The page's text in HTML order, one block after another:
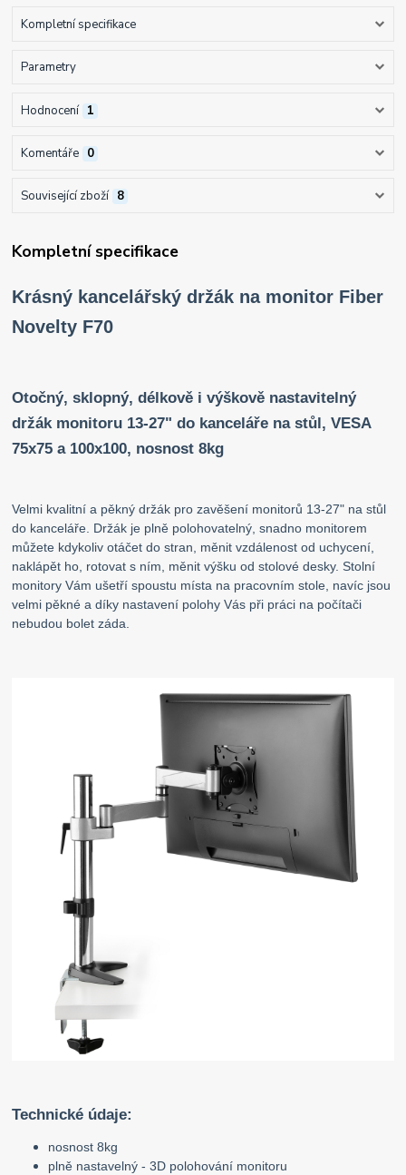
Kompletní specifikace
Parametry
Hodnocení 1
Komentáře 0
Související zboží 8
Kompletní specifikace
Krásný kancelářský držák na monitor Fiber
Novelty F70
Otočný, sklopný, délkově i výškově nastavitelný
držák monitoru 13-27" do kanceláře na stůl, VESA
75x75 a 100x100, nosnost 8kg
Velmi kvalitní a pěkný držák pro zavěšení monitorů 13-27" na stůl
do kanceláře. Držák je plně polohovatelný, snadno monitorem
můžete kdykoliv otáčet do stran, měnit vzdálenost od uchycení,
naklápět ho, rotovat s ním, měnit výšku od stolové desky. Stolní
monitory Vám ušetří spoustu místa na pracovním stole, navíc jsou
velmi pěkné a díky nastavení polohy Vás při práci na počítači
nebudou bolet záda.
Technické údaje:
nosnost 8kg
plně nastavelný - 3D polohování monitoru